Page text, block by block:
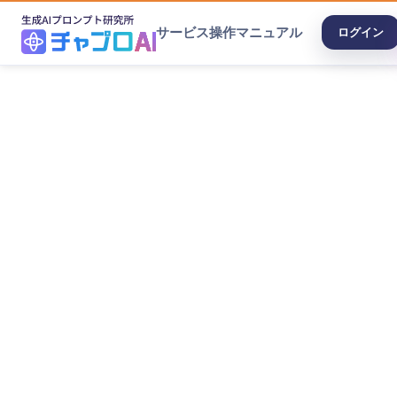
サービス操作マニュアル ログイン